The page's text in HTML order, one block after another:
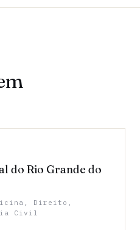
do Rio Grande do
Direito,
Civil